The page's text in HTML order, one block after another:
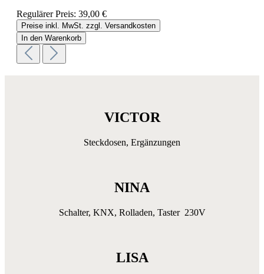
Regulärer Preis: 39,00 €
Preise inkl. MwSt. zzgl. Versandkosten
In den Warenkorb
VICTOR
Steckdosen, Ergänzungen
NINA
Schalter, KNX, Rolladen, Taster 230V
LISA